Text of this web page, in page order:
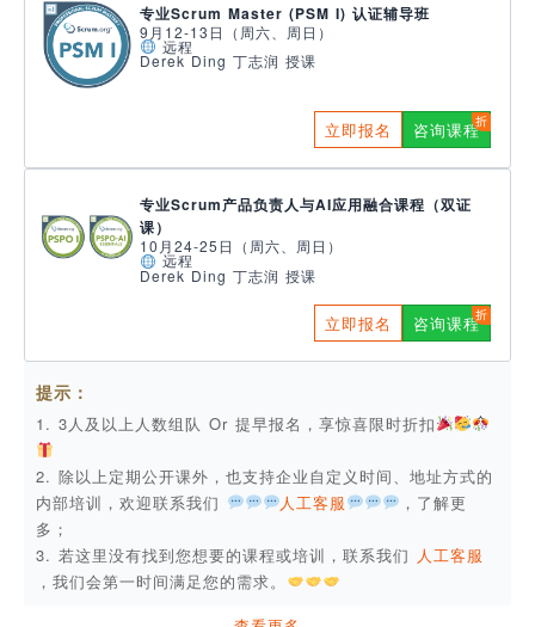
专业Scrum Master (PSM I) 认证辅导班
9月12-13日（周六、周日）
远程
Derek Ding 丁志润 授课
立即报名 咨询课程
专业Scrum产品负责人与AI应用融合课程（双证
课）
10月24-25日（周六、周日）
远程
Derek Ding 丁志润 授课
立即报名 咨询课程
提示：
1. 3人及以上人数组队 Or 提早报名，享惊喜限时折扣
2. 除以上定期公开课外，也支持企业自定义时间、地址方式的
内部培训，欢迎联系我们
人工客服
，了解更
多；
3. 若这里没有找到您想要的课程或培训，联系我们 人工客服
，我们会第一时间满足您的需求。